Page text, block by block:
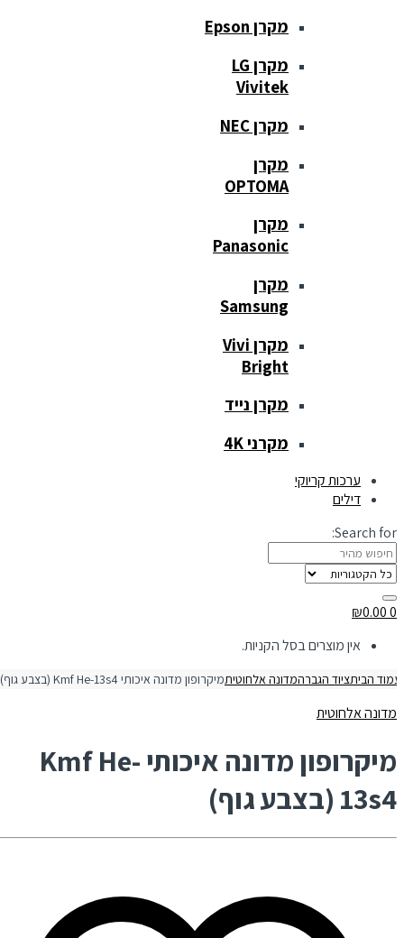
מקרן Epson
מקרן LG
Vivitek
מקרן NEC
מקרן
OPTOMA
מקרן
Panasonic
מקרן
Samsung
מקרן Vivi
Bright
מקרן נייד
מקרני 4K
ערכות קריוקי
דילים
Search for:
₪0.00
אין מוצרים בסל הקניות.
הביתציוד הגברהמדונה אלחוטיתמיקרופון מדונה איכותי Kmf He-13s4 (בצבע גוף)
מדונה אלחוטית
מיקרופון מדונה איכותי Kmf He-
13s4 (בצבע גוף)